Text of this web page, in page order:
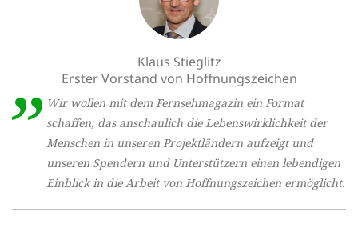
Wir wollen mit dem Fernsehmagazin ein Format
schaffen, das anschaulich die Lebenswirklichkeit der
Menschen in unseren Projektländern aufzeigt und
unseren Spendern und Unterstützern einen lebendigen
Einblick in die Arbeit von Hoffnungszeichen ermöglicht.
Klaus Stieglitz
Erster Vorstand von Hoffnungszeichen